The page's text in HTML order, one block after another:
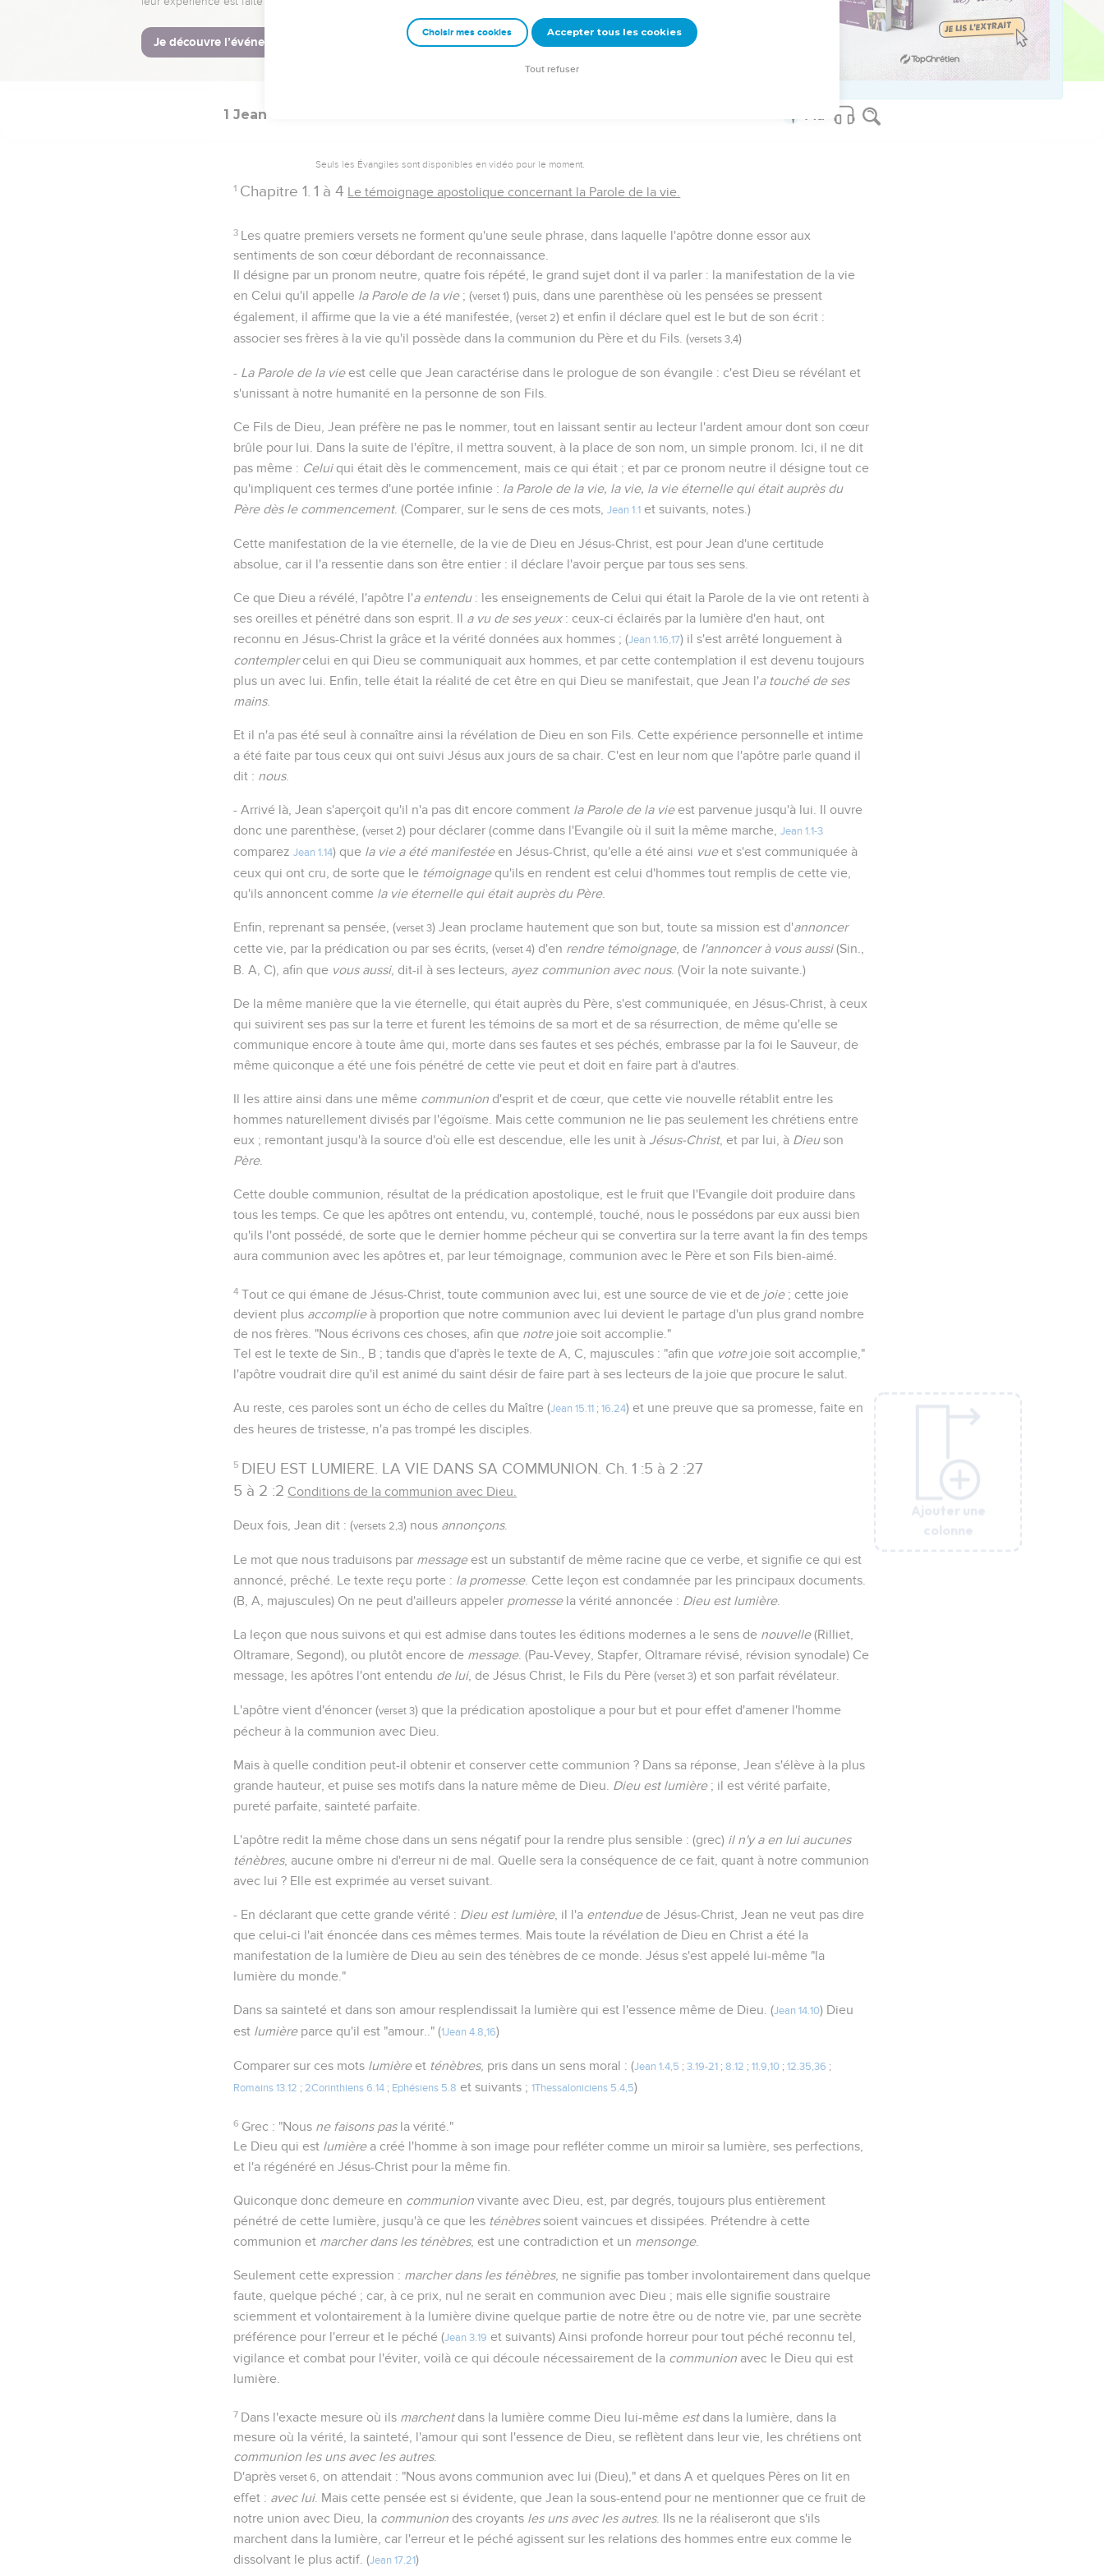
La Bible Du Semeur Copyright © 1992, 1999 by Biblica, Inc.® Used by permission. All rights reserved worldwide.
1 Jean
Seuls les Évangiles sont disponibles en vidéo pour le moment.
1 Chapitre 1. 1 à 4 Le témoignage apostolique concernant la Parole de la vie.
3 Les quatre premiers versets ne forment qu'une seule phrase, dans laquelle l'apôtre donne essor aux
sentiments de son cœur débordant de reconnaissance.
Il désigne par un pronom neutre, quatre fois répété, le grand sujet dont il va parler : la manifestation de la vie
en Celui qu'il appelle la Parole de la vie; (verset 1) puis, dans une parenthèse où les pensées se pressent
également, il affirme que la vie a été manifestée, (verset 2) et enfin il déclare quel est le but de son écrit :
associer ses frères à la vie qu'il possède dans la communion du Père et du Fils. (versets 3,4)
- La Parole de la vieest celle que Jean caractérise dans le prologue de son évangile : c'est Dieu se révélant et
s'unissant à notre humanité en la personne de son Fils.
Ce Fils de Dieu, Jean préfère ne pas le nommer, tout en laissant sentir au lecteur l'ardent amour dont son cœur
brûle pour lui. Dans la suite de l'épître, il mettra souvent, à la place de son nom, un simple pronom. Ici, il ne dit
pas même : Celuiqui était dès le commencement, mais ce qui était ; et par ce pronom neutre il désigne tout ce
qu'impliquent ces termes d'une portée infinie : la Parole de la vie, la vie, la vie éternelle qui était auprès du
Père dès le commencement. (Comparer, sur le sens de ces mots, Jean 1.1 et suivants, notes.)
Cette manifestation de la vie éternelle, de la vie de Dieu en Jésus-Christ, est pour Jean d'une certitude
absolue, car il l'a ressentie dans son être entier : il déclare l'avoir perçue par tous ses sens.
Ce que Dieu a révélé, l'apôtre l'a entendu: les enseignements de Celui qui était la Parole de la vie ont retenti à
ses oreilles et pénétré dans son esprit. Il a vu de ses yeux: ceux-ci éclairés par la lumière d'en haut, ont
reconnu en Jésus-Christ la grâce et la vérité données aux hommes ; (Jean 1.16,17) il s'est arrêté longuement à
contemplercelui en qui Dieu se communiquait aux hommes, et par cette contemplation il est devenu toujours
plus un avec lui. Enfin, telle était la réalité de cet être en qui Dieu se manifestait, que Jean l'a touché de ses
mains.
Et il n'a pas été seul à connaître ainsi la révélation de Dieu en son Fils. Cette expérience personnelle et intime
a été faite par tous ceux qui ont suivi Jésus aux jours de sa chair. C'est en leur nom que l'apôtre parle quand il
dit : nous.
- Arrivé là, Jean s'aperçoit qu'il n'a pas dit encore comment la Parole de la vieest parvenue jusqu'à lui. Il ouvre
donc une parenthèse, (verset 2) pour déclarer (comme dans l'Evangile où il suit la même marche, Jean 1.1-3
comparez Jean 1.14) que la vie a été manifestéeen Jésus-Christ, qu'elle a été ainsi vueet s'est communiquée à
ceux qui ont cru, de sorte que le témoignagequ'ils en rendent est celui d'hommes tout remplis de cette vie,
qu'ils annoncent comme la vie éternelle qui était auprès du Père.
Enfin, reprenant sa pensée, (verset 3) Jean proclame hautement que son but, toute sa mission est d'annoncer
cette vie, par la prédication ou par ses écrits, (verset 4) d'en rendre témoignage, de l'annoncer à vous aussi(Sin.,
B. A, C), afin que vous aussi, dit-il à ses lecteurs, ayez communion avec nous. (Voir la note suivante.)
De la même manière que la vie éternelle, qui était auprès du Père, s'est communiquée, en Jésus-Christ, à ceux
qui suivirent ses pas sur la terre et furent les témoins de sa mort et de sa résurrection, de même qu'elle se
communique encore à toute âme qui, morte dans ses fautes et ses péchés, embrasse par la foi le Sauveur, de
même quiconque a été une fois pénétré de cette vie peut et doit en faire part à d'autres.
Il les attire ainsi dans une même communion d'esprit et de cœur, que cette vie nouvelle rétablit entre les
hommes naturellement divisés par l'égoïsme. Mais cette communion ne lie pas seulement les chrétiens entre
eux ; remontant jusqu'à la source d'où elle est descendue, elle les unit à Jésus-Christ, et par lui, à Dieuson
Père.
Cette double communion, résultat de la prédication apostolique, est le fruit que l'Evangile doit produire dans
tous les temps. Ce que les apôtres ont entendu, vu, contemplé, touché, nous le possédons par eux aussi bien
qu'ils l'ont possédé, de sorte que le dernier homme pécheur qui se convertira sur la terre avant la fin des temps
aura communion avec les apôtres et, par leur témoignage, communion avec le Père et son Fils bien-aimé.
4 Tout ce qui émane de Jésus-Christ, toute communion avec lui, est une source de vie et de joie; cette joie
devient plus accomplieà proportion que notre communion avec lui devient le partage d'un plus grand nombre
de nos frères. "Nous écrivons ces choses, afin que notrejoie soit accomplie."
Tel est le texte de Sin., B ; tandis que d'après le texte de A, C, majuscules : "afin que votrejoie soit accomplie,"
l'apôtre voudrait dire qu'il est animé du saint désir de faire part à ses lecteurs de la joie que procure le salut.
Au reste, ces paroles sont un écho de celles du Maître (Jean 15.11 ; 16.24) et une preuve que sa promesse, faite en
des heures de tristesse, n'a pas trompé les disciples.
5 DIEU EST LUMIERE. LA VIE DANS SA COMMUNION. Ch. 1 :5 à 2 :27
5 à 2 :2 Conditions de la communion avec Dieu.
Deux fois, Jean dit : (versets 2,3) nous annonçons.
Le mot que nous traduisons par messageest un substantif de même racine que ce verbe, et signifie ce qui est
annoncé, prêché. Le texte reçu porte : la promesse. Cette leçon est condamnée par les principaux documents.
(B, A, majuscules) On ne peut d'ailleurs appeler promessela vérité annoncée : Dieu est lumière.
La leçon que nous suivons et qui est admise dans toutes les éditions modernes a le sens de nouvelle(Rilliet,
Oltramare, Segond), ou plutôt encore de message. (Pau-Vevey, Stapfer, Oltramare révisé, révision synodale) Ce
message, les apôtres l'ont entendu de lui, de Jésus Christ, le Fils du Père (verset 3) et son parfait révélateur.
L'apôtre vient d'énoncer (verset 3) que la prédication apostolique a pour but et pour effet d'amener l'homme
pécheur à la communion avec Dieu.
Mais à quelle condition peut-il obtenir et conserver cette communion ? Dans sa réponse, Jean s'élève à la plus
grande hauteur, et puise ses motifs dans la nature même de Dieu. Dieu est lumière; il est vérité parfaite,
pureté parfaite, sainteté parfaite.
L'apôtre redit la même chose dans un sens négatif pour la rendre plus sensible : (grec) il n'y a en lui aucunes
ténèbres, aucune ombre ni d'erreur ni de mal. Quelle sera la conséquence de ce fait, quant à notre communion
avec lui ? Elle est exprimée au verset suivant.
- En déclarant que cette grande vérité : Dieu est lumière, il l'a entenduede Jésus-Christ, Jean ne veut pas dire
que celui-ci l'ait énoncée dans ces mêmes termes. Mais toute la révélation de Dieu en Christ a été la
manifestation de la lumière de Dieu au sein des ténèbres de ce monde. Jésus s'est appelé lui-même "la
lumière du monde."
Dans sa sainteté et dans son amour resplendissait la lumière qui est l'essence même de Dieu. (Jean 14.10) Dieu
est lumièreparce qu'il est "amour.." (1Jean 4.8 16)
Comparer sur ces mots lumièreet ténèbres, pris dans un sens moral : (Jean 1.4,5 ; 3.19-21 ; 8.12 ; 11.9,10 ; 12.35,36 ;
Romains 13.12 ; 2Corinthiens 6.14 ; Ephésiens 5.8 et suivants ; 1Thessaloniciens 5.4,5)
6 Grec : "Nous ne faisons pasla vérité."
Le Dieu qui est lumièrea créé l'homme à son image pour refléter comme un miroir sa lumière, ses perfections,
et l'a régénéré en Jésus-Christ pour la même fin.
Quiconque donc demeure en communion vivante avec Dieu, est, par degrés, toujours plus entièrement
pénétré de cette lumière, jusqu'à ce que les ténèbressoient vaincues et dissipées. Prétendre à cette
communion et marcher dans les ténèbres, est une contradiction et un mensonge.
Seulement cette expression : marcher dans les ténèbres, ne signifie pas tomber involontairement dans quelque
faute, quelque péché ; car, à ce prix, nul ne serait en communion avec Dieu ; mais elle signifie soustraire
sciemment et volontairement à la lumière divine quelque partie de notre être ou de notre vie, par une secrète
préférence pour l'erreur et le péché (Jean 3.19 et suivants) Ainsi profonde horreur pour tout péché reconnu tel,
vigilance et combat pour l'éviter, voilà ce qui découle nécessairement de la communion avec le Dieu qui est
lumière.
7 Dans l'exacte mesure où ils marchentdans la lumière comme Dieu lui-même estdans la lumière, dans la
mesure où la vérité, la sainteté, l'amour qui sont l'essence de Dieu, se reflètent dans leur vie, les chrétiens ont
communion les uns avec les autres.
D'après verset 6
, on attendait : "Nous avons communion avec lui (Dieu)," et dans A et quelques Pères on lit en
effet : avec lui. Mais cette pensée est si évidente, que Jean la sous-entend pour ne mentionner que ce fruit de
notre union avec Dieu, la communion des croyants les uns avec les autres. Ils ne la réaliseront que s'ils
marchent dans la lumière, car l'erreur et le péché agissent sur les relations des hommes entre eux comme le
dissolvant le plus actif. (Jean 17.21)
Ajouter une
colonne
Ajouter une
colonne
Ajouter une
colonne
Ajouter une
colonne
Choisir mes cookies Accepter tous les cookies
Tout refuser